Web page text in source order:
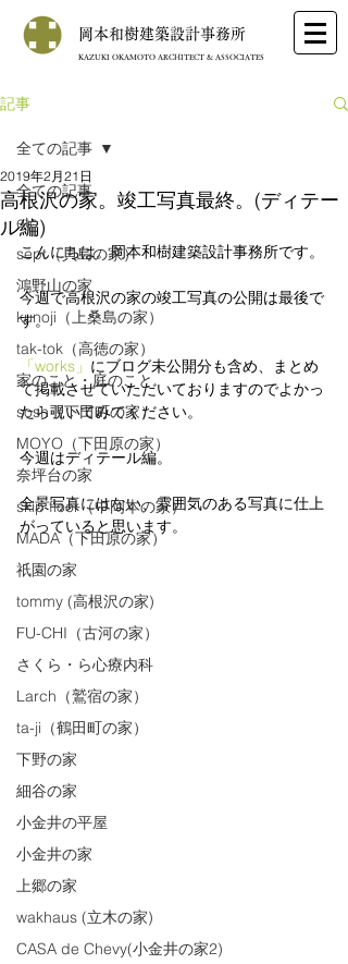
岡本和樹建築設計事務所
KAZUKI OKAMOTO ARCHITECT & ASSOCIATES
記事
全ての記事
etc
sept（貝島の家）
鴻野山の家
kunoji（上桑島の家）
tak-tok（高徳の家）
家のこと・庭のこと
sosh（下田町の家）
MOYO（下田原の家）
奈坪台の家
skip floor（中岡本の家）
MADA（下田原の家）
祇園の家
tommy (高根沢の家)
FU-CHI（古河の家）
さくら・ら心療内科
Larch（鷲宿の家）
ta-ji（鶴田町の家）
下野の家
細谷の家
小金井の平屋
小金井の家
上郷の家
wakhaus (立木の家)
CASA de Chevy(小金井の家2)
全ての記事
高根沢の家。竣工写真最終。(ディテー
ル編)
2019年2月21日
こんにちは。岡本和樹建築設計事務所です。
今週で高根沢の家の竣工写真の公開は最後で
す。
「works」 にブログ未公開分も含め、まとめ
て掲載させていただいておりますのでよかっ
たら覗いてみてください。
今週はディテール編。
全景写真にはない、雰囲気のある写真に仕上
がっていると思います。